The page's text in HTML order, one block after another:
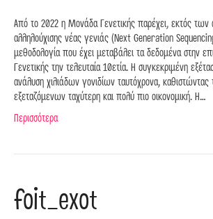
Από το 2022 η Μονάδα Γενετικής παρέχει, εκτός των
αλληλούχισης νέας γενιάς (Next Generation
μεθοδολογία που έχει μεταβάλει τα δεδομένα στην
Γενετικής την τελευταία 10ετία. Η συγκεκριμένη
ανάλυση χιλιάδων γονιδίων ταυτόχρονα,
εξεταζόμενων ταχύτερη και πολύ πιο οικονομική. Η…
Περισσότερα
foit_exot